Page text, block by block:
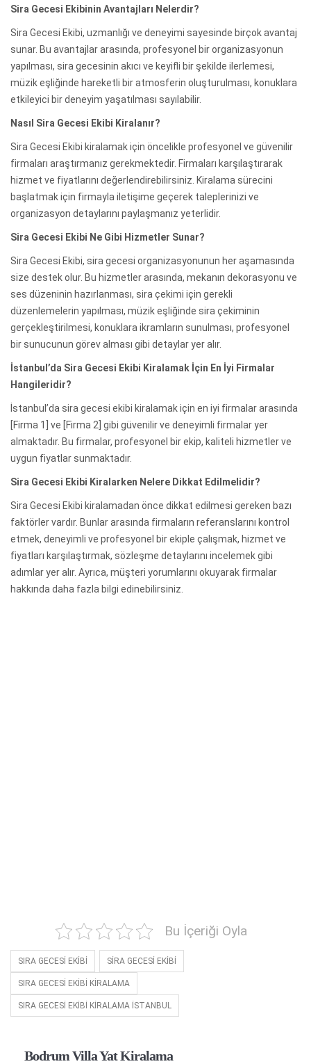
Sira Gecesi Ekibinin Avantajları Nelerdir?
Sira Gecesi Ekibi, uzmanlığı ve deneyimi sayesinde birçok avantaj
sunar. Bu avantajlar arasında, profesyonel bir organizasyonun
yapılması, sira gecesinin akıcı ve keyifli bir şekilde ilerlemesi,
müzik eşliğinde hareketli bir atmosferin oluşturulması, konuklara
etkileyici bir deneyim yaşatılması sayılabilir.
Nasıl Sira Gecesi Ekibi Kiralanır?
Sira Gecesi Ekibi kiralamak için öncelikle profesyonel ve güvenilir
firmaları araştırmanız gerekmektedir. Firmaları karşılaştırarak
hizmet ve fiyatlarını değerlendirebilirsiniz. Kiralama sürecini
başlatmak için firmayla iletişime geçerek taleplerinizi ve
organizasyon detaylarını paylaşmanız yeterlidir.
Sira Gecesi Ekibi Ne Gibi Hizmetler Sunar?
Sira Gecesi Ekibi, sira gecesi organizasyonunun her aşamasında
size destek olur. Bu hizmetler arasında, mekanın dekorasyonu ve
ses düzeninin hazırlanması, sira çekimi için gerekli
düzenlemelerin yapılması, müzik eşliğinde sira çekiminin
gerçekleştirilmesi, konuklara ikramların sunulması, profesyonel
bir sunucunun görev alması gibi detaylar yer alır.
İstanbul’da Sira Gecesi Ekibi Kiralamak İçin En İyi Firmalar
Hangileridir?
İstanbul’da sira gecesi ekibi kiralamak için en iyi firmalar arasında
[Firma 1] ve [Firma 2] gibi güvenilir ve deneyimli firmalar yer
almaktadır. Bu firmalar, profesyonel bir ekip, kaliteli hizmetler ve
uygun fiyatlar sunmaktadır.
Sira Gecesi Ekibi Kiralarken Nelere Dikkat Edilmelidir?
Sira Gecesi Ekibi kiralamadan önce dikkat edilmesi gereken bazı
faktörler vardır. Bunlar arasında firmaların referanslarını kontrol
etmek, deneyimli ve profesyonel bir ekiple çalışmak, hizmet ve
fiyatları karşılaştırmak, sözleşme detaylarını incelemek gibi
adımlar yer alır. Ayrıca, müşteri yorumlarını okuyarak firmalar
hakkında daha fazla bilgi edinebilirsiniz.
Bu İçeriği Oyla
SIRA GECESİ EKİBİ SİRA GECESİ EKİBİ
SIRA GECESİ EKİBİ KİRALAMA
SIRA GECESİ EKİBİ KİRALAMA İSTANBUL
Bodrum Villa Yat Kiralama